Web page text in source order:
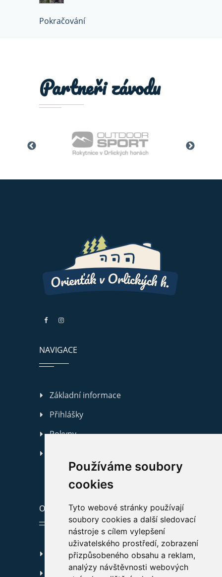
Používáme soubory
cookies
Tyto webové stránky používají
soubory cookies a další sledovací
nástroje s cílem vylepšení
uživatelského prostředí, zobrazení
přizpůsobeného obsahu a reklam,
analýzy návštěvnosti webových
Pokračování
Partneři závodu
NAVIGACE
Základní informace
Přihlášky
Pokyny
ODKAZY
GDPR
Prohlášení o přístupnosti